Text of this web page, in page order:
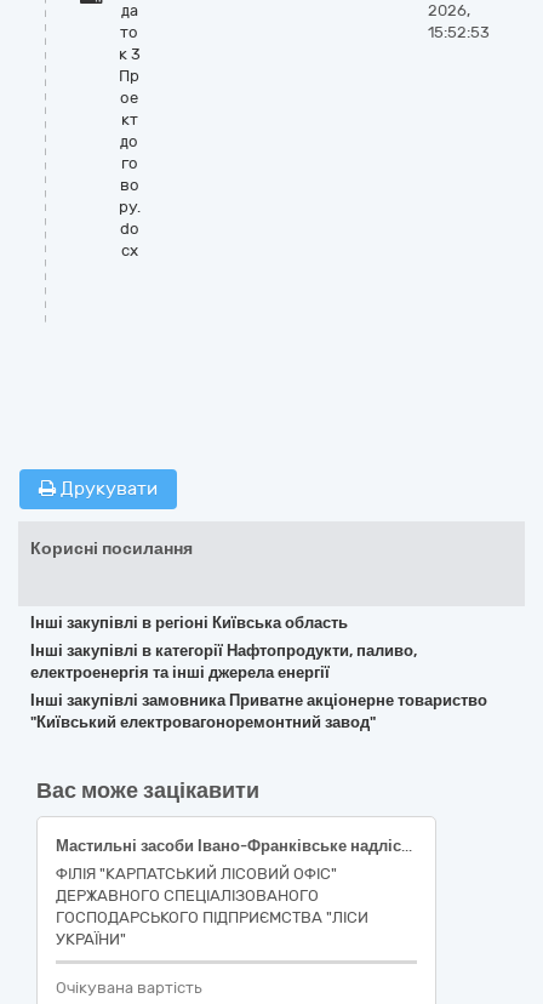
да
то
к 3
Пр
ое
кт
до
го
во
ру.
do
cx
2026,
15:52:53
Друкувати
Корисні посилання
Інші закупівлі в регіоні Київська область
Інші закупівлі в категорії Нафтопродукти, паливо,
електроенергія та інші джерела енергії
Інші закупівлі замовника Приватне акціонерне товариство
"Київський електровагоноремонтний завод"
Вас може зацікавити
Мастильні засоби Івано-Франківське надлісництво
ФІЛІЯ "КАРПАТСЬКИЙ ЛІСОВИЙ ОФІС"
ДЕРЖАВНОГО СПЕЦІАЛІЗОВАНОГО
ГОСПОДАРСЬКОГО ПІДПРИЄМСТВА "ЛІСИ
УКРАЇНИ"
Очікувана вартість